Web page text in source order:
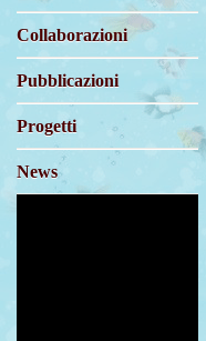
Collaborazioni
Pubblicazioni
Progetti
News